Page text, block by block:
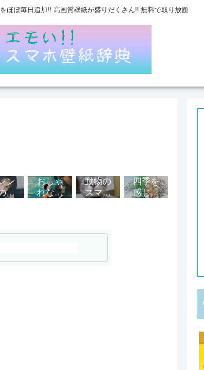
ほぼ毎日追加!! 高画質壁紙が盛りだくさん!! 無料で取り放題
ン
ス
おしゃ
れなス
動物の
スマホ
四季を
感じる